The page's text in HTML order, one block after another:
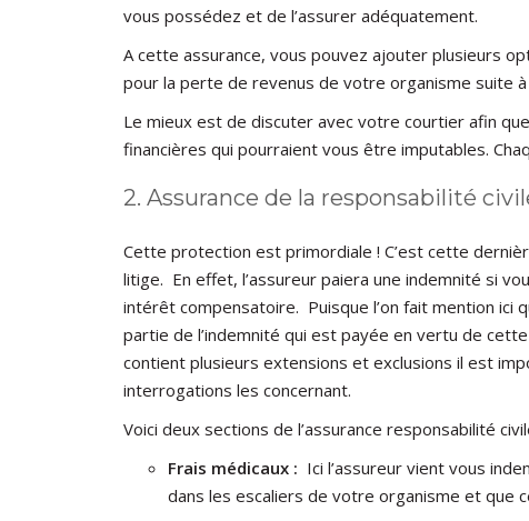
vous possédez et de l’assurer adéquatement.
A cette assurance, vous pouvez ajouter plusieurs
pour la perte de revenus de votre organisme suite
Le mieux est de discuter avec votre courtier afin
financières qui pourraient vous être imputables.
2. Assurance de la responsabilité
Cette protection est primordiale ! C’est cette
litige. En effet, l’assureur paiera une indemnité si
intérêt compensatoire. Puisque l’on fait mention ici
partie de l’indemnité qui est payée en vertu de
contient plusieurs extensions et exclusions il est
interrogations les concernant.
Voici deux sections de l’assurance responsabilité
Frais médicaux : Ici l’assureur vient vous
dans les escaliers de votre organisme et que